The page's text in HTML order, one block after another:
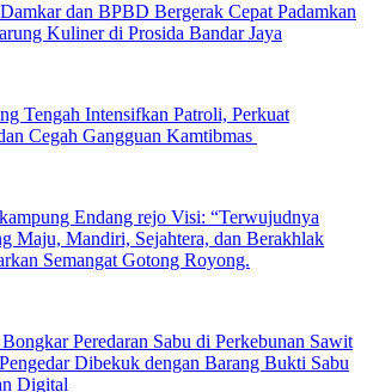
dan BPBD Bergerak Cepat Padamkan
Kuliner di Prosida Bandar Jaya
Tengah Intensifkan Patroli, Perkuat
Cegah Gangguan Kamtibmas
Endang rejo Visi: “Terwujudnya
Maju, Mandiri, Sejahtera, dan Berakhlak
Semangat Gotong Royong.
Peredaran Sabu di Perkebunan Sawit
Dibekuk dengan Barang Bukti Sabu
Digital